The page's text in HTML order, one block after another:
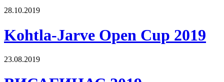
28.10.2019
Kohtla-Jarve Open Cup 2019
23.08.2019